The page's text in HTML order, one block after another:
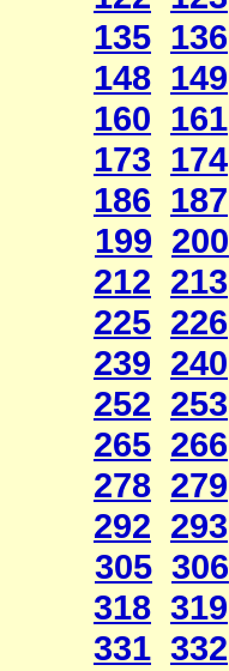
135 136
148 149
160 161
173 174
186 187
199 200
212 213
225 226
239 240
252 253
265 266
278 279
292 293
305 306
318 319
331 332